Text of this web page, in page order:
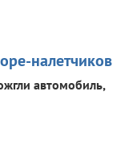
налетчиков
автомобиль,